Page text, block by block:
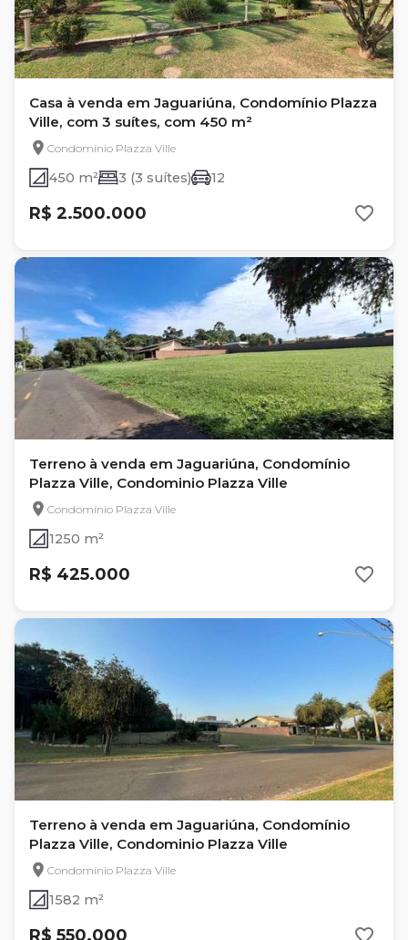
Casa à venda em Jaguariúna, Condomínio Plazza
Ville, com 3 suítes, com 450 m²
Condomínio Plazza Ville
450 m² 3 (3 suítes) 12
R$ 2.500.000
Terreno à venda em Jaguariúna, Condomínio
Plazza Ville, Condominio Plazza Ville
Condomínio Plazza Ville
1250 m²
R$ 425.000
Terreno à venda em Jaguariúna, Condomínio
Plazza Ville, Condominio Plazza Ville
Condomínio Plazza Ville
1582 m²
R$ 550.000